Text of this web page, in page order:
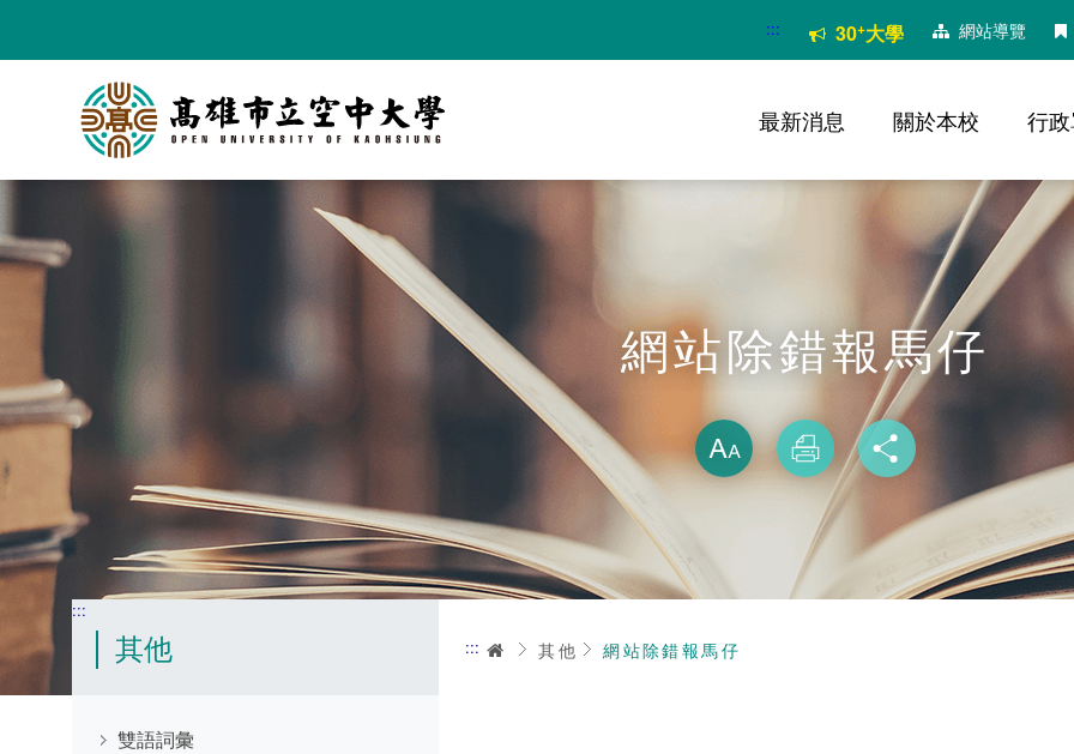
要
::: 30+大學 網站導覽
最新消息 關於本校 行
網站除錯報馬仔
放大
列印
:::
其他
雙語詞彙
::: 首頁其他 網站除錯報馬仔